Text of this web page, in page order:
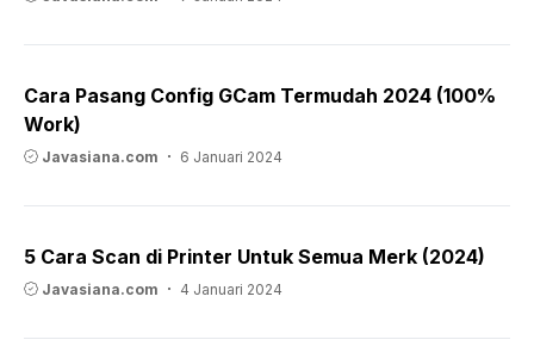
Cara Pasang Config GCam Termudah 2024 (100%
Work)
Javasiana.com 6 Januari 2024
5 Cara Scan di Printer Untuk Semua Merk (2024)
Javasiana.com 4 Januari 2024